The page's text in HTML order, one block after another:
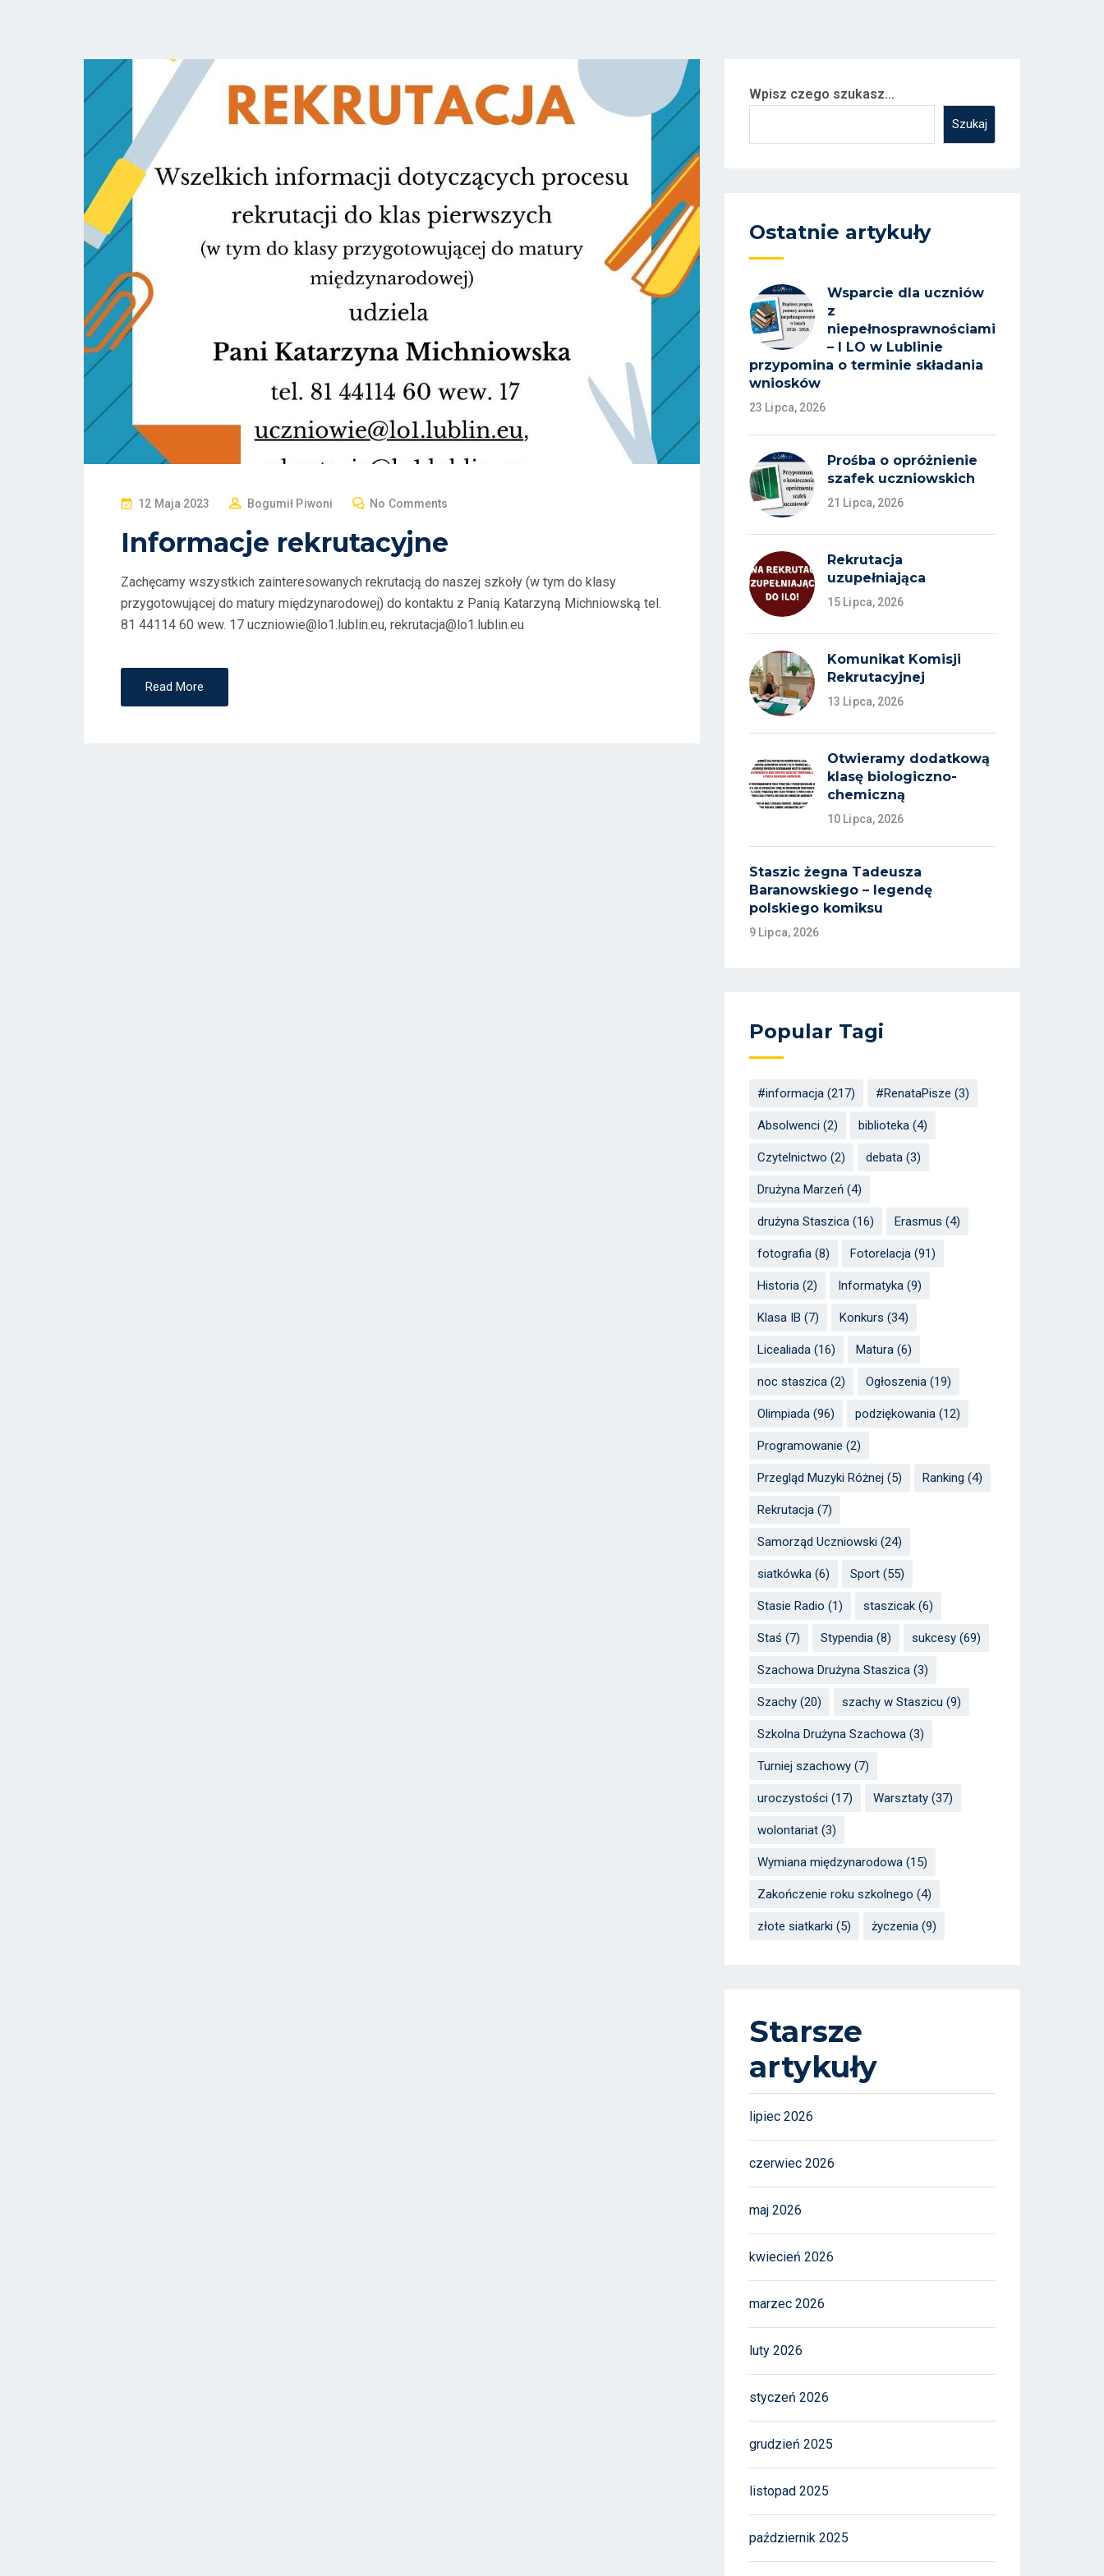
P
S
E
D
O
12 Maja 2023 Bogumił Piwoni No Comments
Informacje rekrutacyjne
Zachęcamy wszystkich zainteresowanych rekrutacją do naszej szkoły (w tym do klasy
przygotowującej do matury międzynarodowej) do kontaktu z Panią Katarzyną Michniowską tel.
81 44114 60 wew. 17 uczniowie@lo1.lublin.eu, rekrutacja@lo1.lublin.eu
Read More
Wpisz czego szukasz...
Szukaj
Ostatnie artykuły
Wsparcie dla uczniów
z
niepełnosprawnościami
– I LO w Lublinie
przypomina o terminie składania
wniosków
23 Lipca, 2026
Prośba o opróżnienie
szafek uczniowskich
21 Lipca, 2026
Rekrutacja
uzupełniająca
15 Lipca, 2026
Komunikat Komisji
Rekrutacyjnej
13 Lipca, 2026
Otwieramy dodatkową
klasę biologiczno-
chemiczną
10 Lipca, 2026
Staszic żegna Tadeusza
Baranowskiego – legendę
polskiego komiksu
9 Lipca, 2026
Popular Tagi
#informacja (217) #RenataPisze (3)
Absolwenci (2) biblioteka (4)
Czytelnictwo (2) debata (3)
Drużyna Marzeń (4)
drużyna Staszica (16) Erasmus (4)
fotografia (8) Fotorelacja (91)
Historia (2) Informatyka (9)
Klasa IB (7) Konkurs (34)
Licealiada (16) Matura (6)
noc staszica (2) Ogłoszenia (19)
Olimpiada (96) podziękowania (12)
Programowanie (2)
Przegląd Muzyki Różnej (5) Ranking (4)
Rekrutacja (7)
Samorząd Uczniowski (24)
siatkówka (6) Sport (55)
Stasie Radio (1) staszicak (6)
Staś (7) Stypendia (8) sukcesy (69)
Szachowa Drużyna Staszica (3)
Szachy (20) szachy w Staszicu (9)
Szkolna Drużyna Szachowa (3)
Turniej szachowy (7)
uroczystości (17) Warsztaty (37)
wolontariat (3)
Wymiana międzynarodowa (15)
Zakończenie roku szkolnego (4)
złote siatkarki (5) życzenia (9)
Starsze
artykuły
lipiec 2026
czerwiec 2026
maj 2026
kwiecień 2026
marzec 2026
luty 2026
styczeń 2026
grudzień 2025
listopad 2025
październik 2025